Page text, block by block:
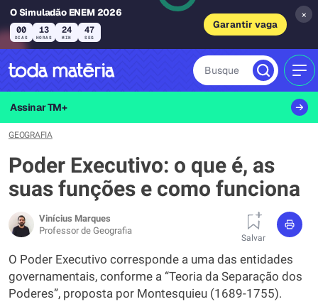
O Simuladão ENEM 2026
00
DIAS
13
HORAS
24
MIN
46
SEG
Garantir vaga
×
Busque
Assinar TM+
GEOGRAFIA
Poder Executivo: o que é, as
suas funções e como funciona
Vinícius Marques
Professor de Geografia
Salvar
O Poder Executivo corresponde a uma das entidades
governamentais, conforme a “Teoria da Separação dos
Poderes”, proposta por Montesquieu (1689-1755).